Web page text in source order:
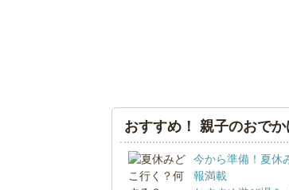
おすすめ！ 親子のおでか
今から準備！夏休
報満載